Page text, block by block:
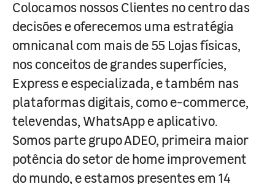
Colocamos nossos Clientes no centro das
decisões e oferecemos uma estratégia
omnicanal com mais de 55 Lojas físicas,
nos conceitos de grandes superfícies,
Express e especializada, e também nas
plataformas digitais, como e-commerce,
televendas, WhatsApp e aplicativo.
Somos parte grupo ADEO, primeira maior
potência do setor de home improvement
do mundo, e estamos presentes em 14